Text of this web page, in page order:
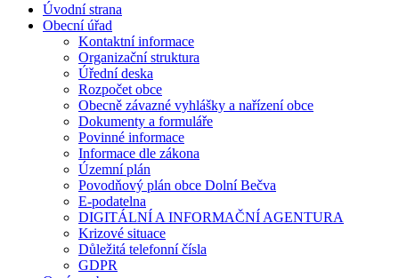
Úvodní strana
Obecní úřad
Kontaktní informace
Organizační struktura
Úřední deska
Rozpočet obce
Obecně závazné vyhlášky a nařízení obce
Dokumenty a formuláře
Povinné informace
Informace dle zákona
Územní plán
Povodňový plán obce Dolní Bečva
E-podatelna
DIGITÁLNÍ A INFORMAČNÍ AGENTURA
Krizové situace
Důležitá telefonní čísla
GDPR